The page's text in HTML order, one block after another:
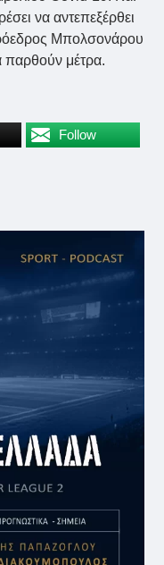
να αντεπεξέρθει
Μπολσονάρου
παρθούν μέτρα.
Follow